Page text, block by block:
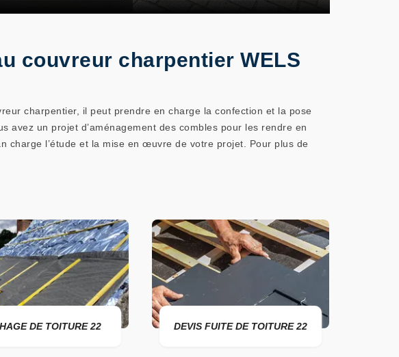
couvreur charpentier WELS
charpentier, il peut prendre en charge la confection et la pose
avez un projet d’aménagement des combles pour les rendre en
charge l’étude et la mise en œuvre de votre projet. Pour plus de
DEVIS FUITE DE TOITURE 22 ENTREPRISE DE